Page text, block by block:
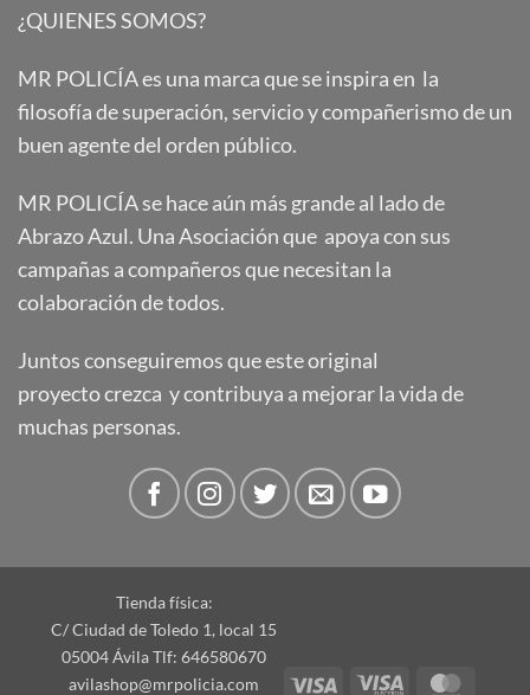
¿QUIENES SOMOS?
MR POLICÍA es una marca que se inspira en la
filosofía de superación, servicio y compañerismo de un
buen agente del orden público.
MR POLICÍA se hace aún más grande al lado de
Abrazo Azul. Una Asociación que apoya con sus
campañas a compañeros que necesitan la
colaboración de todos.
Juntos conseguiremos que este original
proyecto crezca y contribuya a mejorar la vida de
muchas personas.
Tienda física:
C/ Ciudad de Toledo 1, local 15
05004 Ávila Tlf: 646580670
avilashop@mrpolicia.com
Visa
Visa